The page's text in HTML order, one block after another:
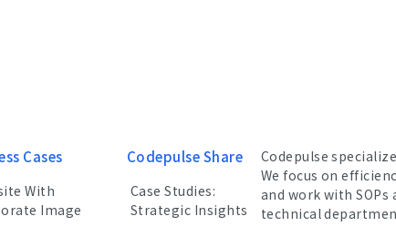
Cases
With
Image
Codepulse Share
Case Studies:
Strategic Insights
Codepulse
We focus on
and work with
technical